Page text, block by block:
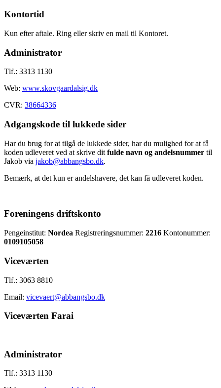
Kontortid
Kun efter aftale. Ring eller skriv en mail til Kontoret.
Administrator
Tlf.: 3313 1130
Web: www.skovgaardalsig.dk
CVR: 38664336
Adgangskode til lukkede sider
Har du brug for at tilgå de lukkede sider, har du mulighed for at få
koden udleveret ved at skrive dit fulde navn og andelsnummer til
Jakob via jakob@abbangsbo.dk.
Bemærk, at det kun er andelshavere, det kan få udleveret koden.
Foreningens driftskonto
Pengeinstitut: Nordea Registreringsnummer: 2216 Kontonummer:
0109105058
Viceværten
Tlf.: 3063 8810
Email: vicevaert@abbangsbo.dk
Viceværten Farai
Administrator
Tlf.: 3313 1130